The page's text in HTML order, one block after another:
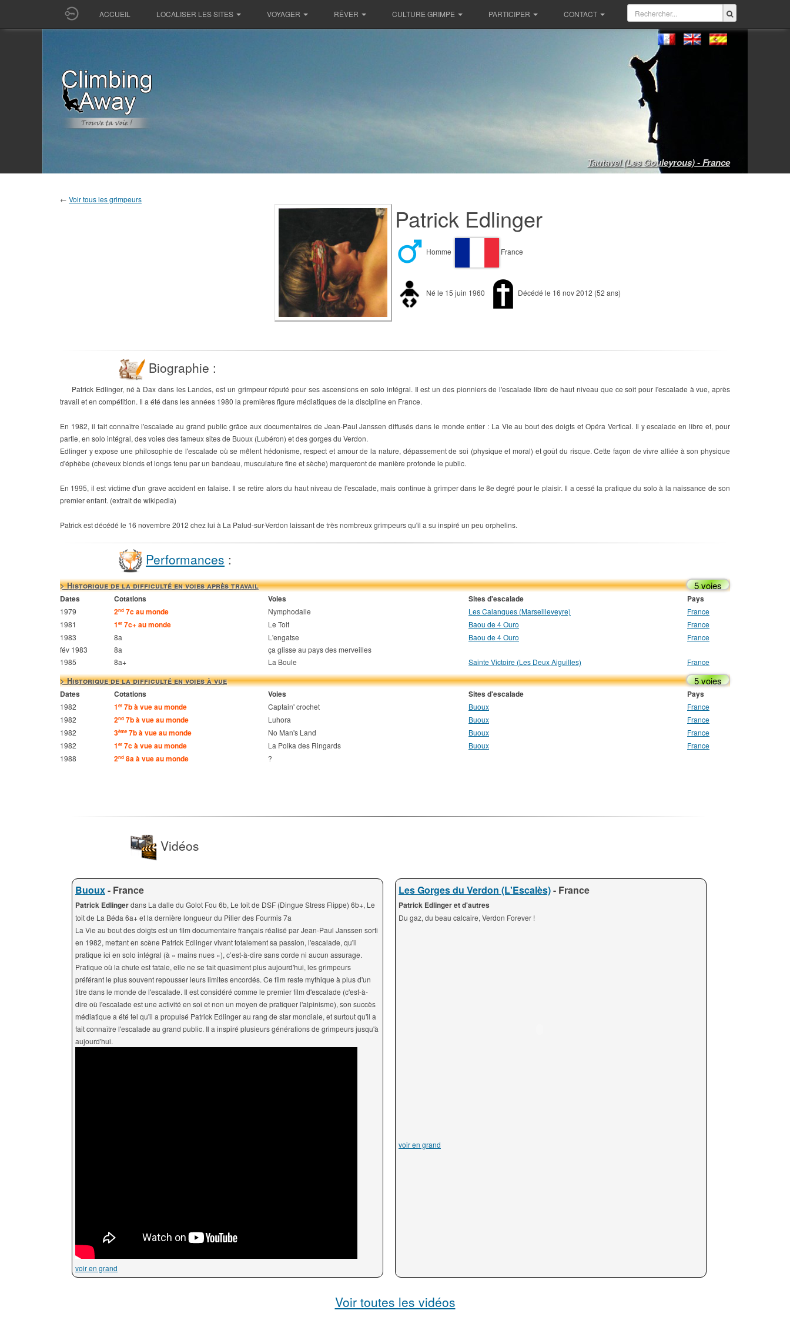
ACCUEIL LOCALISER LES SITES VOYAGER RÊVER CULTURE GRIMPE PARTICIPER CONTACT
Tautavel (Les Gouleyrous) - France
← Voir tous les grimpeurs
Patrick Edlinger
Homme France
Né le 15 juin 1960 Décédé le 16 nov 2012 (52 ans)
Biographie :
Patrick Edlinger, né à Dax dans les Landes, est un grimpeur réputé pour ses ascensions en solo intégral. Il est un des pionniers de l'escalade libre de haut niveau que ce soit pour l'escalade à vue, après
travail et en compétition. Il a été dans les années 1980 la premières figure médiatiques de la discipline en France.
En 1982, il fait connaître l'escalade au grand public grâce aux documentaires de Jean-Paul Janssen diffusés dans le monde entier : La Vie au bout des doigts et Opéra Vertical. Il y escalade en libre et, pour
partie, en solo intégral, des voies des fameux sites de Buoux (Lubéron) et des gorges du Verdon.
Edlinger y expose une philosophie de l'escalade où se mêlent hédonisme, respect et amour de la nature, dépassement de soi (physique et moral) et goût du risque. Cette façon de vivre alliée à son physique
d'éphèbe (cheveux blonds et longs tenu par un bandeau, musculature fine et sèche) marqueront de manière profonde le public.
En 1995, il est victime d'un grave accident en falaise. Il se retire alors du haut niveau de l'escalade, mais continue à grimper dans le 8e degré pour le plaisir. Il a cessé la pratique du solo à la naissance de son
premier enfant. (extrait de wikipedia)
Patrick est décédé le 16 novembre 2012 chez lui à La Palud-sur-Verdon laissant de très nombreux grimpeurs qu'il a su inspiré un peu orphelins.
Performances :
> Historique de la difficulté en voies après travail 5 voies
Dates Cotations Voies Sites d'escalade Pays
1979 2nd 7c au monde Nymphodalle Les Calanques (Marseilleveyre)
France
1981
1er 7c+ au monde Le Toit Baou de 4 Ouro
France
1983
8a L'engatse Baou de 4 Ouro
France
fév 1983
8a
ça glisse au pays des merveilles
1985
8a+ La Boule Sainte Victoire (Les Deux Aiguilles) France
> Historique de la difficulté en voies à vue 5 voies
Dates Cotations Voies Sites d'escalade Pays
1982 1er 7b à vue au monde Captain' crochet Buoux
France
1982
2nd 7b à vue au monde Luhora Buoux
France
1982
3ème7b à vue au monde No Man's Land Buoux
France
1982
1er 7c à vue au monde La Polka des Ringards Buoux
France
1988
2nd 8a à vue au monde ?
Vidéos
Buoux- France
Patrick Edlingerdans La dalle du Golot Fou 6b, Le toit de DSF (Dingue Stress Flippe) 6b+, Le
toit de La Béda 6a+ et la dernière longueur du Pilier des Fourmis 7a
La Vie au bout des doigts est un film documentaire français réalisé par Jean-Paul Janssen sorti
en 1982, mettant en scène Patrick Edlinger vivant totalement sa passion, l'escalade, qu'il
pratique ici en solo intégral (à « mains nues »), c’est-à-dire sans corde ni aucun assurage.
Pratique où la chute est fatale, elle ne se fait quasiment plus aujourd'hui, les grimpeurs
préférant le plus souvent repousser leurs limites encordés. Ce film reste mythique à plus d'un
titre dans le monde de l'escalade. Il est considéré comme le premier film d'escalade (c'est-à-
dire où l'escalade est une activité en soi et non un moyen de pratiquer l'alpinisme), son succès
médiatique a été tel qu'il a propulsé Patrick Edlinger au rang de star mondiale, et surtout qu'il a
fait connaître l'escalade au grand public. Il a inspiré plusieurs générations de grimpeurs jusqu'à
aujourd'hui.
voir en grand
Les Gorges du Verdon (L'Escalès)- France
Patrick Edlinger et d'autres
Du gaz, du beau calcaire, Verdon Forever !
voir en grand
Voir toutes les vidéos